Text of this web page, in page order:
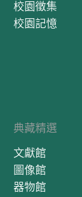
校園徵集
校園記憶
典藏精選
文獻館
圖像館
器物館